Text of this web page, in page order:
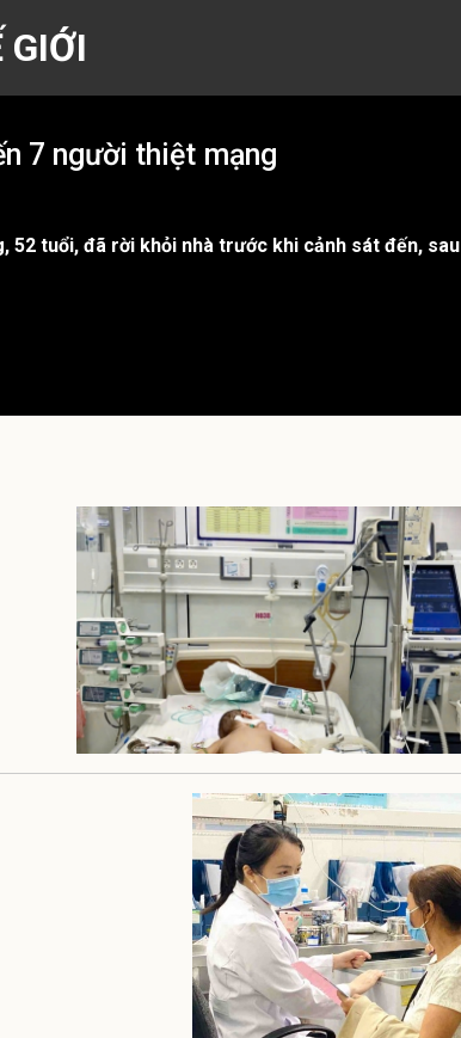
7 người thiệt mạng
52 tuổi, đã rời khỏi nhà trước khi cảnh sát đến, sau